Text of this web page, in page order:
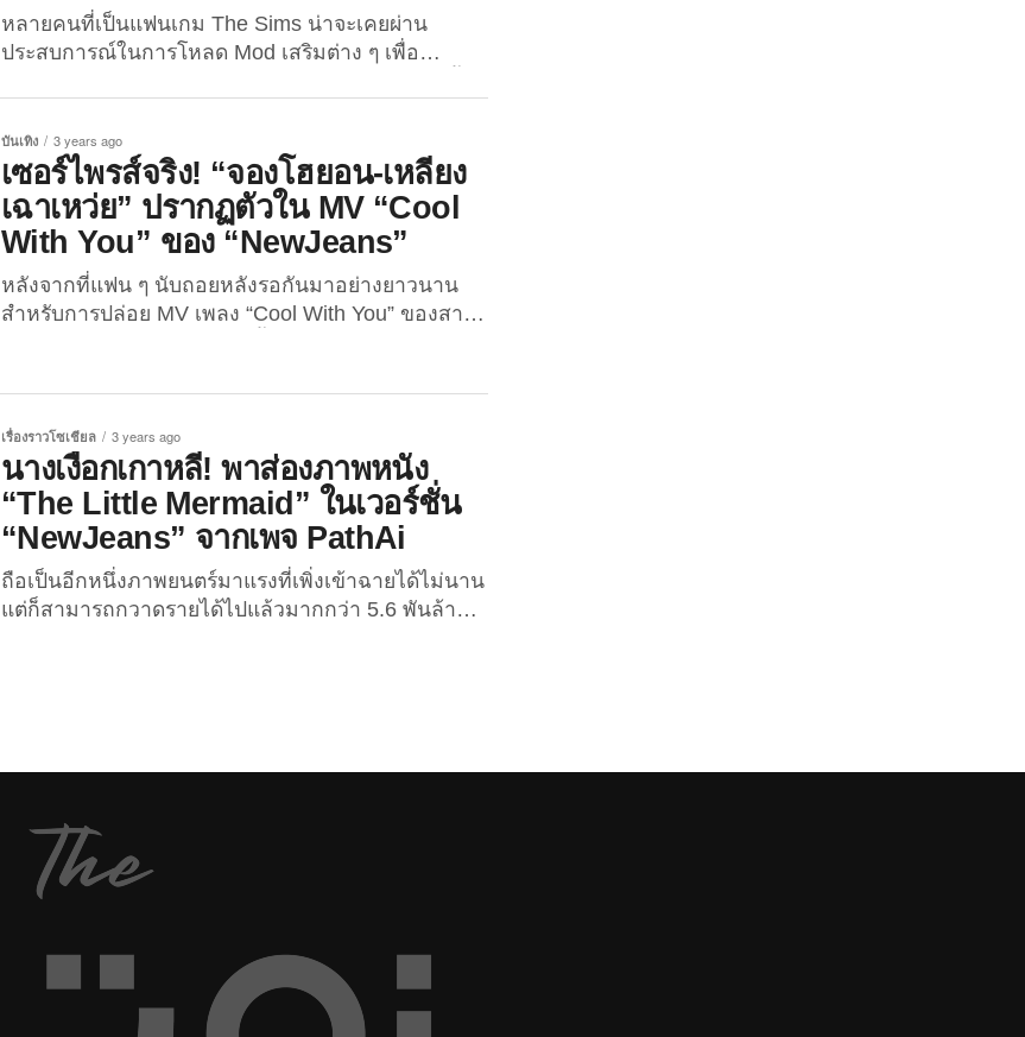
หลายคนที่เป็นแฟนเกม The Sims น่าจะเคยผ่าน
ประสบการณ์ในการโหลด Mod เสริมต่าง ๆ เพื่อ
ชีวิตอยู่จริงมาแล้ว เช่นเดียวกันกับแฟนเกม The
Sims รายนี้ ที่ใช้ชื่อช่องยูทูปว่า clov3r ที่ได้นำเสนอผล
งานการรังสรรค์ตัวละครในเกม The Sims 4 ให้มีหน้า
ตาละม้ายคล้ายคลึงกับบรรดาไอดอลเกาหลีและศิลปิน
ระดับโลกมากมาย ซึ่งบอกเลยว่าแต่ละคนนั้นออกมา
เหมือนสุด ๆ ซึ่งล่าสุดยูทูปเบอร์รายนี้ก็ได้แชร์ผล
งานการสร้าง 5 สมาชิกวง...
บันเทิง 3 years ago
เซอร์ไพรส์จริง! “จองโฮยอน-เหลียง
เฉาเหว่ย” ปรากฏตัวใน MV “Cool
With You” ของ “NewJeans”
หลังจากที่แฟน ๆ นับถอยหลังรอกันมาอย่างยาวนาน
สำหรับการปล่อย MV เพลง “Cool With You” ของสาว
แล้ว! โดยก่อนหน้านี้ ทางต้นสังกัดอย่าง ADOR...
เรื่องราวโซเชียล 3 years ago
นางเงือกเกาหลี! พาส่องภาพหนัง
“The Little Mermaid” ในเวอร์ชั่น
“NewJeans” จากเพจ PathAi
ถือเป็นอีกหนึ่งภาพยนตร์มาแรงที่เพิ่งเข้าฉายได้ไม่นาน
แต่ก็สามารถกวาดรายได้ไปแล้วมากกว่า 5.6 พันล้าน